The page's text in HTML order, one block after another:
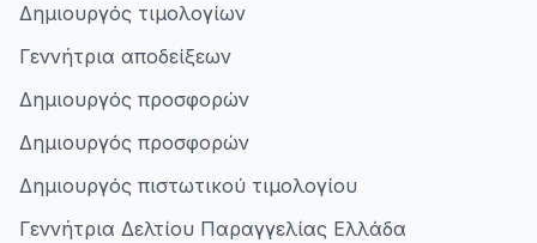
Δημιουργός τιμολογίων
Γεννήτρια αποδείξεων
Δημιουργός προσφορών
Δημιουργός προσφορών
Δημιουργός πιστωτικού τιμολογίου
Γεννήτρια Δελτίου Παραγγελίας Ελλάδα